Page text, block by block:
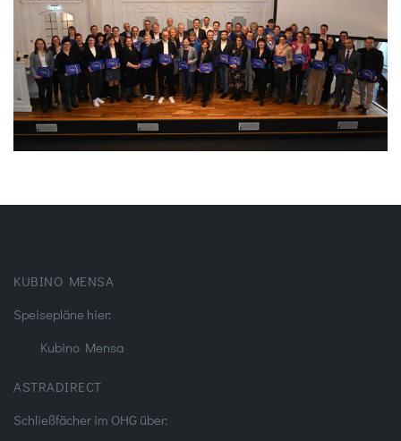
KUBINO MENSA
Speisepläne hier:
Kubino Mensa
ASTRADIRECT
Schließfächer im OHG über: